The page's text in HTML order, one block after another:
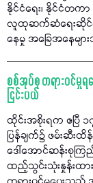
နိုင်ငံရေး၊ နိုင်ငံတကာ
လူထုဆက်ဆံရေးဆိုင်
နေမှု အခြေအနေမ
စစ်အုပ်စု တရားဝင်မှုရ
ငြင်းပယ်
ထိုင်းအစိုးရက ဧပြီ
ပြန်ချက်၌ ဖမ်းဆီး
ဒေါ်အောင်ဆန်းစုက
ထည့်သွင်းသုံးနှုန်းထာ